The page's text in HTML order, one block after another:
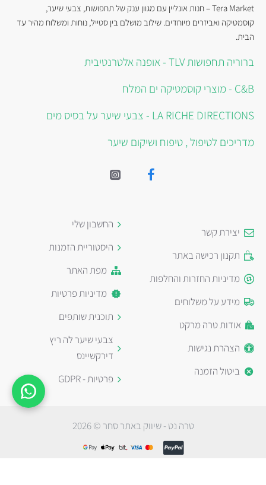
Tera Market – חנות אונליין עם מגוון ענק של תחפושות, צבעי שיער,
קוסמטיקה ואביזרים מיוחדים. שילוב מושלם בין סטייל, נוחות ומשלוח מהיר עד
הבית.
ברוריה תחפושות TLV - אופנה אלטרנטיבית
C&B - מוצרי קוסמטיקה ים המלח
LA RICHE DIRECTIONS - צבעי שיער על בסיס מים
מדריכים לטיפול , טיפוח ושיקום שיער
יצירת קשר
תקנון רכישה באתר
מדיניות החזרות והחלפות
מידע על משלוחים
אודות טרה מרקט
הצהרת נגישות
ביטול הזמנה
החשבון שלי
היסטוריית הזמנות
מפת האתר
מדיניות פרטיות
תוכנית שותפים
צבעי שיער לה ריץ
דירקשיינס
פרטיות - GDPR
טרה נט - שיווק באתר סחר © 2026